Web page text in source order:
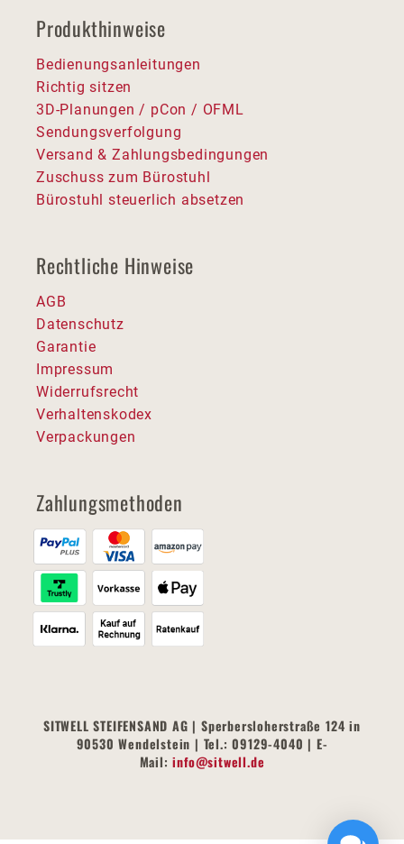
Produkthinweise
Bedienungsanleitungen
Richtig sitzen
3D-Planungen / pCon / OFML
Sendungsverfolgung
Versand & Zahlungsbedingungen
Zuschuss zum Bürostuhl
Bürostuhl steuerlich absetzen
Rechtliche Hinweise
AGB
Datenschutz
Garantie
Impressum
Widerrufsrecht
Verhaltenskodex
Verpackungen
Zahlungsmethoden
SITWELL STEIFENSAND AG | Sperbersloherstraße 124 in
90530 Wendelstein | Tel.: 09129-4040 | E-
Mail:info@sitwell.de